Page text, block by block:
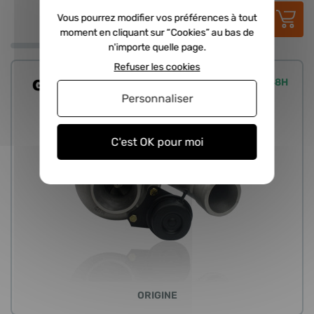
1 188,00 €TTC
Expédié sous 24/48H
ORIGINE
Vous pourrez modifier vos préférences à tout
moment en cliquant sur “Cookies” au bas de
n'importe quelle page.
C'est OK pour moi
Refuser les cookies
Personnaliser